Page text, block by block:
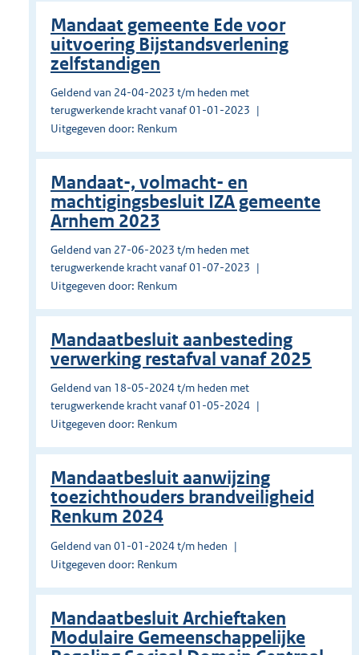
Mandaat gemeente Ede voor
uitvoering Bijstandsverlening
zelfstandigen
Geldend van 24-04-2023 t/m heden met
terugwerkende kracht vanaf 01-01-2023
Uitgegeven door: Renkum
Mandaat-, volmacht- en
machtigingsbesluit IZA gemeente
Arnhem 2023
Geldend van 27-06-2023 t/m heden met
terugwerkende kracht vanaf 01-07-2023
Uitgegeven door: Renkum
Mandaatbesluit aanbesteding
verwerking restafval vanaf 2025
Geldend van 18-05-2024 t/m heden met
terugwerkende kracht vanaf 01-05-2024
Uitgegeven door: Renkum
Mandaatbesluit aanwijzing
toezichthouders brandveiligheid
Renkum 2024
Geldend van 01-01-2024 t/m heden
Uitgegeven door: Renkum
Mandaatbesluit Archieftaken
Modulaire Gemeenschappelijke